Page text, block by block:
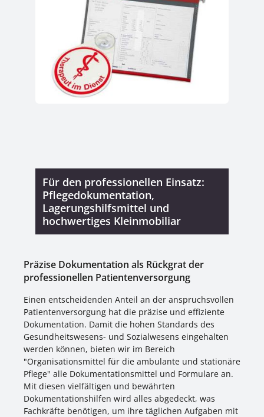
Für den professionellen Einsatz:
Pflegedokumentation,
Lagerungshilfsmittel und
hochwertiges Kleinmobiliar
Präzise Dokumentation als Rückgrat der
professionellen Patientenversorgung
Einen entscheidenden Anteil an der anspruchsvollen
Patientenversorgung hat die präzise und effiziente
Dokumentation. Damit die hohen Standards des
Gesundheitswesens- und Sozialwesens eingehalten
werden können, bieten wir im Bereich
"Organisationsmittel für die ambulante und stationäre
Pflege" alle Dokumentationsmittel und Formulare an.
Mit diesen vielfältigen und bewährten
Dokumentationshilfen wird alles abgedeckt, was
Fachkräfte benötigen, um ihre täglichen Aufgaben mit